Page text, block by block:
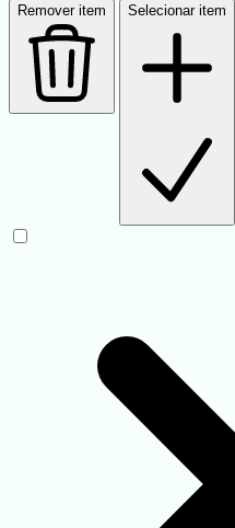
Remover item Selecionar item